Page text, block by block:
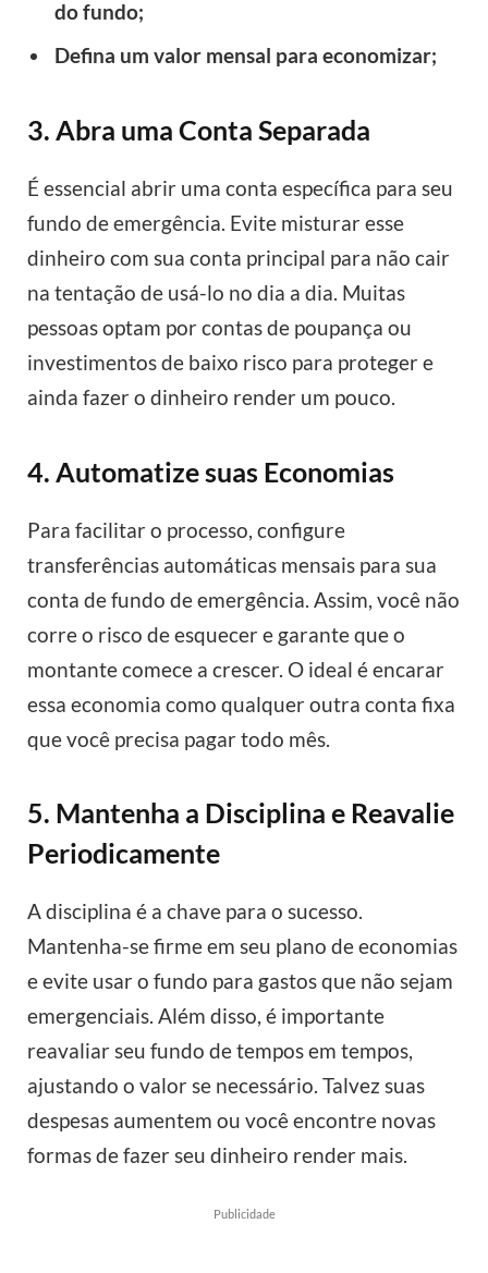
do fundo;
Defina um valor mensal para economizar;
3. Abra uma Conta Separada
É essencial abrir uma conta específica para seu
fundo de emergência. Evite misturar esse
dinheiro com sua conta principal para não cair
na tentação de usá-lo no dia a dia. Muitas
pessoas optam por contas de poupança ou
investimentos de baixo risco para proteger e
ainda fazer o dinheiro render um pouco.
4. Automatize suas Economias
Para facilitar o processo, configure
transferências automáticas mensais para sua
conta de fundo de emergência. Assim, você não
corre o risco de esquecer e garante que o
montante comece a crescer. O ideal é encarar
essa economia como qualquer outra conta fixa
que você precisa pagar todo mês.
5. Mantenha a Disciplina e Reavalie
Periodicamente
A disciplina é a chave para o sucesso.
Mantenha-se firme em seu plano de economias
e evite usar o fundo para gastos que não sejam
emergenciais. Além disso, é importante
reavaliar seu fundo de tempos em tempos,
ajustando o valor se necessário. Talvez suas
despesas aumentem ou você encontre novas
formas de fazer seu dinheiro render mais.
Publicidade